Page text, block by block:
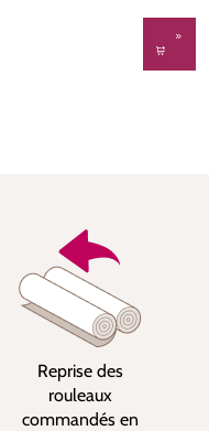
Reprise des
rouleaux
commandés en